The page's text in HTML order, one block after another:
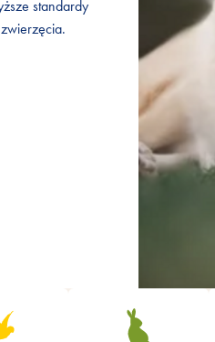
standardy
standardy